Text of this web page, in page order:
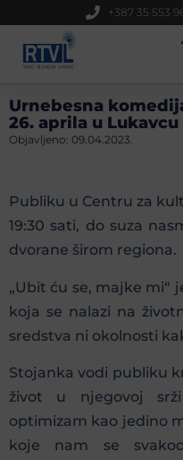
+387 35 553
Urnebesna
26. aprila u Lukavcu
Objavljeno: 09.04.2023.
Publiku u Centru za
19:30 sati, do suza
dvorane širom regiona.
„Ubit ću se, majke mi“
koja se nalazi na
sredstva ni okolnosti
Stojanka vodi publiku
život u njegovoj
optimizam kao jedino
koje nam se